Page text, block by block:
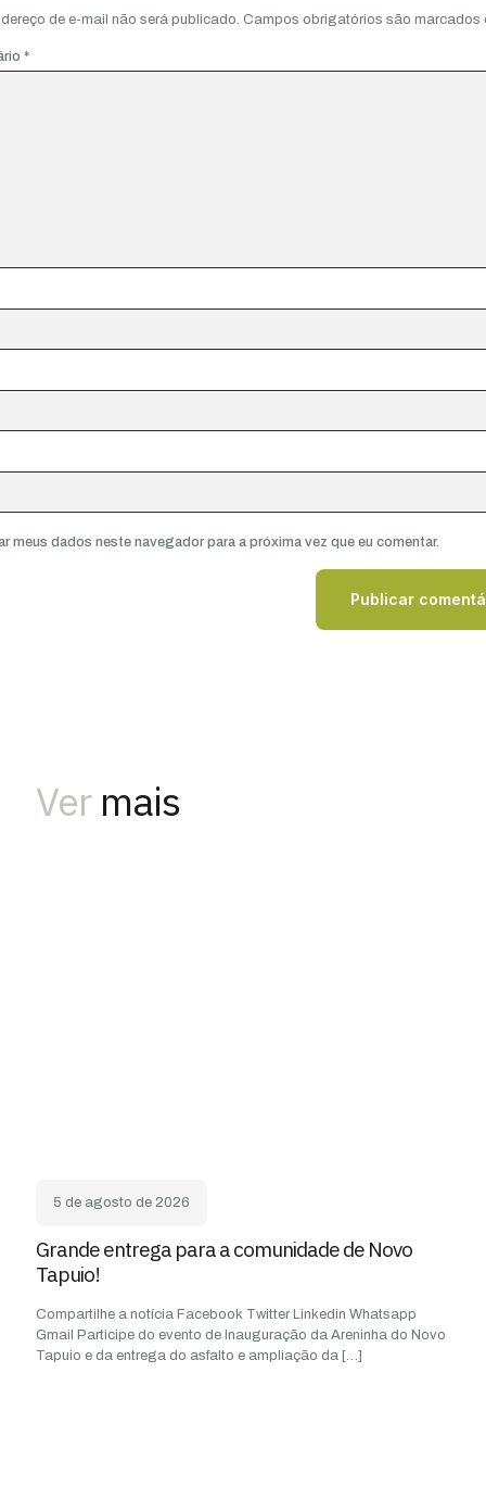
de e-mail não será publicado. Campos obrigatórios são marcados
*
meus dados neste navegador para a próxima vez que eu comentar.
Ver mais
5 de agosto de 2026
Grande entrega para a comunidade de Novo
Tapuio!
Compartilhe a notícia Facebook Twitter Linkedin Whatsapp
Gmail Participe do evento de Inauguração da Areninha do Novo
Tapuio e da entrega do asfalto e ampliação da […]